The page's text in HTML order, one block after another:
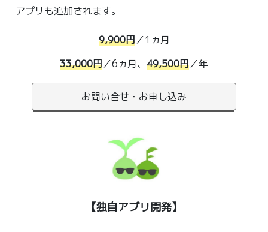
アプリも追加されます。
9,900円／1ヵ月
33,000円／6ヵ月、 49,500円／年
お問い合せ・お申し込み
【独自アプリ開発】